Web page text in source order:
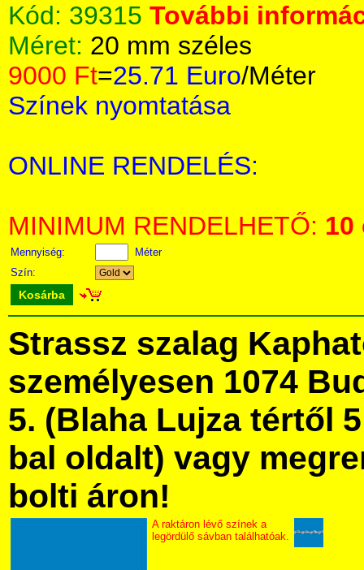
Kód: 39315 További
Méret: 20 mm széles
9000 Ft=25.71 Euro/Méter
Színek nyomtatása
ONLINE RENDELÉS:
MINIMUM RENDELHETŐ: 10
Mennyiség:
Méter
Szín:
Kosárba
Strassz szalag
személyesen 1074
5. (Blaha Lujza tértől
bal oldalt) vagy
bolti áron!
A raktáron lévő színek a
legördülő sávban találhatóak.